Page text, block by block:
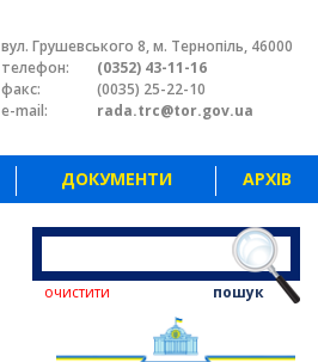
вул. Грушевського 8, м. Тернопіль, 46000
телефон:
(0352) 43-11-16
факс:
(0035) 25-22-10
e-mail:
rada.trc@tor.gov.ua
ДОКУМЕНТИ АРХІВ
пошук
очистити